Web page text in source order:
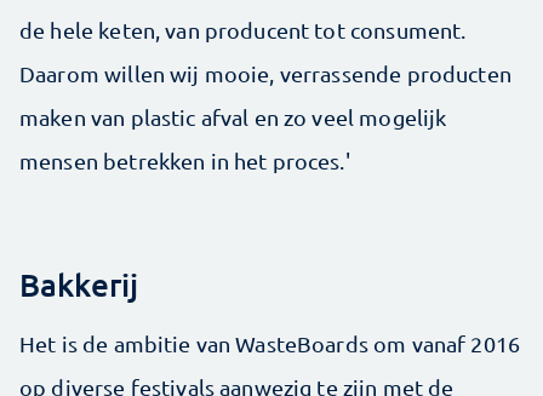
de hele keten, van producent tot consument.
Daarom willen wij mooie, verrassende producten
maken van plastic afval en zo veel mogelijk
mensen betrekken in het proces.'
Bakkerij
Het is de ambitie van WasteBoards om vanaf 2016
op diverse festivals aanwezig te zijn met de